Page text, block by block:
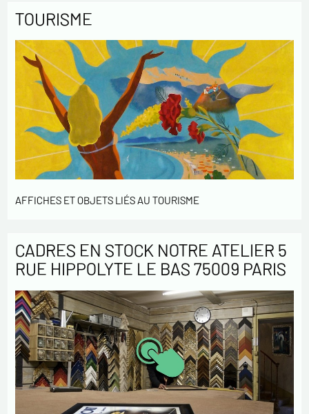
TOURISME
AFFICHES ET OBJETS LIÉS AU TOURISME
CADRES EN STOCK NOTRE ATELIER 5
RUE HIPPOLYTE LE BAS 75009 PARIS